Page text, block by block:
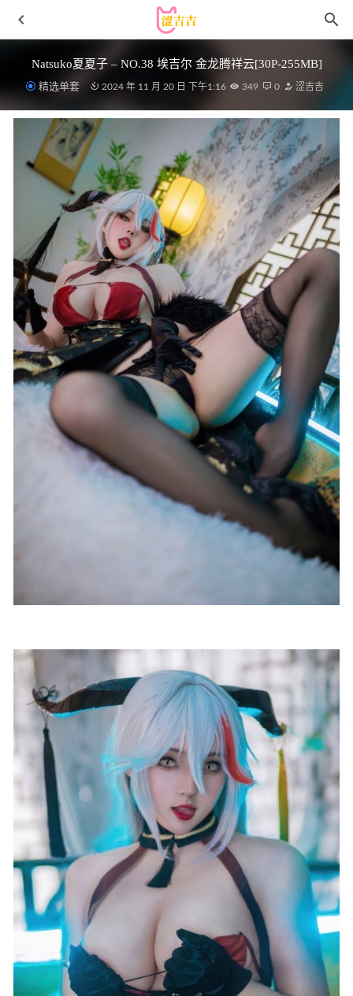
Natsuko夏夏子 – NO.38 埃吉尔 金龙腾祥云[30P-255MB]
精选单套 2024 年 11 月 20 日 下午1:16 349 0 涩吉吉
水淼aqua – NO.190 NIKKE 毒蛇[52P-76MB]
2024-11-20
[Xiuren秀人网]2024.08.27 NO.9072 江露露[61+1P/554MB]
2024-11-26
[Xiuren秀人网]2023.04.04 NO.6519 Mila豆嘟嘟[60+1P／
522MB]
2023-07-10
[Ugirls尤果网]爱尤物 2021.11.27 No.2224 Pink戴安娜[35P]
2023-01-20
[Xiuren秀人网]2022.11.11 NO.5845 绮里嘉ula[71+1P／
507MB]